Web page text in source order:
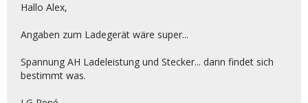
Hallo Alex,
Angaben zum Ladegerät wäre super...
Spannung AH Ladeleistung und Stecker... dann findet sich
bestimmt was.